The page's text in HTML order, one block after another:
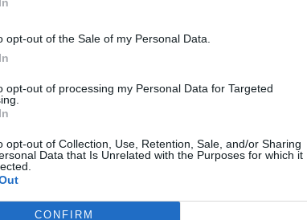
opt-out of the Sale of my Personal Data.
opt-out of processing my Personal Data for Targeted
opt-out of Collection, Use, Retention, Sale, and/or Sharing
Data that Is Unrelated with the Purposes for which it
CONFIRM
esportazioni. Ben il 70% del
agricole viene infatti
l’instabilità geopolitica, le
doganali. Si registra in
di macchine italianedel
2025 rispetto allo stesso
al crollo del mercato Usa
(-7%) e Germania (-2%) che
di sbocco per i macchinari
l’export verso la Spagna